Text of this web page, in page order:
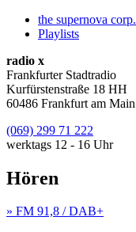
the supernova corp.
Playlists
radio x
Frankfurter Stadtradio
Kurfürstenstraße 18 HH
60486 Frankfurt am Main
(069) 299 71 222
werktags 12 - 16 Uhr
Hören
» FM 91,8 / DAB+